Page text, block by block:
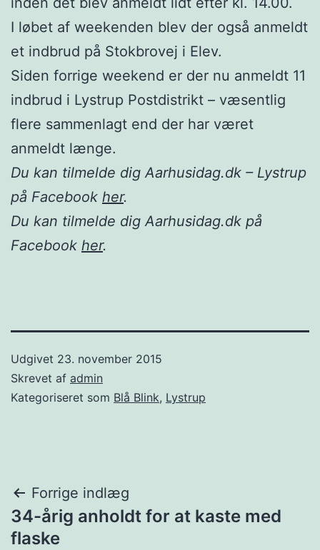
I løbet af weekenden blev der også anmeldt
et indbrud på Stokbrovej i Elev.
Siden forrige weekend er der nu anmeldt 11
indbrud i Lystrup Postdistrikt – væsentlig
flere sammenlagt end der har været
anmeldt længe.
Du kan tilmelde dig Aarhusidag.dk – Lystrup
på Facebook her.
Du kan tilmelde dig Aarhusidag.dk på
Facebook her.
Udgivet 23. november 2015
Skrevet af admin
Kategoriseret som Blå Blink, Lystrup
Indlægsnavigation
Forrige indlæg
34-årig anholdt for at kaste med
flaske